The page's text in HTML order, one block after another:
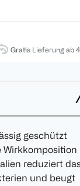
Gratis Lieferung ab
geschützt
reduziert
und beugt